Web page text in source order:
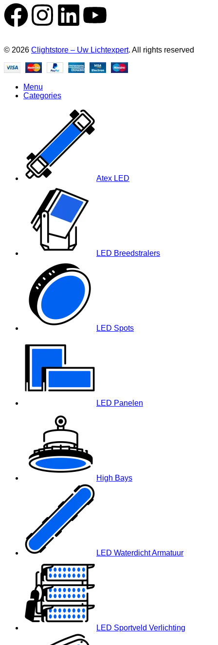
© 2026 Clightstore – Uw Lichtexpert. All rights reserved
Menu
Categories
Atex LED
LED Breedstralers
LED Spots
LED Panelen
High Bays
LED Waterdicht Armatuur
LED Sportveld Verlichting